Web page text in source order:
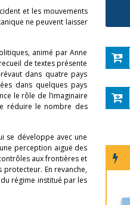
et les mouvements
ne peuvent laisser
animé par Anne
de textes présente
dans quatre pays
dans quelques pays
le rôle de l’imaginaire
réduire le nombre des
se développe avec une
perception aiguë des
aux frontières et
En revanche,
régime institué par les